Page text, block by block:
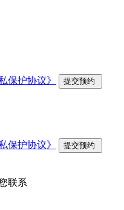
保护协议》 提交预约
保护协议》 提交预约
联系